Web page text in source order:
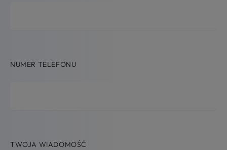
NUMER TELEFONU
TWOJA WIADOMOŚĆ